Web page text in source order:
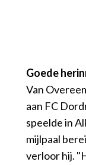
Goede
Van
aan FC
speelde in
mijlpaal
verloor hij.